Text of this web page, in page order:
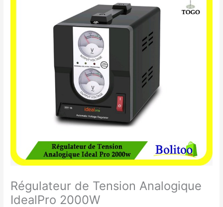
Régulateur de Tension Analogique
IdealPro 2000W